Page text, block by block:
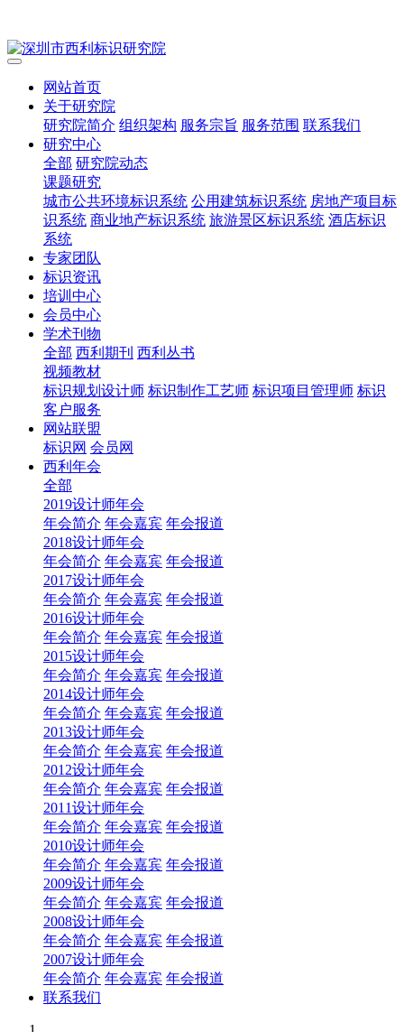
网站首页
关于研究院
研究院简介 组织架构 服务宗旨 服务范围 联系我们
研究中心
全部 研究院动态
课题研究
城市公共环境标识系统 公用建筑标识系统 房地产项目标
识系统 商业地产标识系统 旅游景区标识系统 酒店标识
系统
专家团队
标识资讯
培训中心
会员中心
学术刊物
全部 西利期刊 西利丛书
视频教材
标识规划设计师 标识制作工艺师 标识项目管理师 标识
客户服务
网站联盟
标识网 会员网
西利年会
全部
2019设计师年会
年会简介 年会嘉宾 年会报道
2018设计师年会
年会简介 年会嘉宾 年会报道
2017设计师年会
年会简介 年会嘉宾 年会报道
2016设计师年会
年会简介 年会嘉宾 年会报道
2015设计师年会
年会简介 年会嘉宾 年会报道
2014设计师年会
年会简介 年会嘉宾 年会报道
2013设计师年会
年会简介 年会嘉宾 年会报道
2012设计师年会
年会简介 年会嘉宾 年会报道
2011设计师年会
年会简介 年会嘉宾 年会报道
2010设计师年会
年会简介 年会嘉宾 年会报道
2009设计师年会
年会简介 年会嘉宾 年会报道
2008设计师年会
年会简介 年会嘉宾 年会报道
2007设计师年会
年会简介 年会嘉宾 年会报道
联系我们